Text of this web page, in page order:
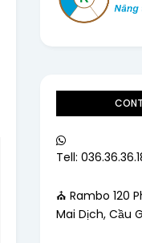
Tell:
⛪ Rambo 120
Mai Dịch, Cầu